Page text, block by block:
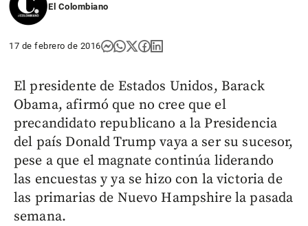
El Colombiano
17 de febrero de 2016
El presidente de Estados Unidos, Barack
Obama, afirmó que no cree que el
precandidato republicano a la Presidencia
del país Donald Trump vaya a ser su sucesor,
pese a que el magnate continúa liderando
las encuestas y ya se hizo con la victoria de
las primarias de Nuevo Hampshire la pasada
semana.